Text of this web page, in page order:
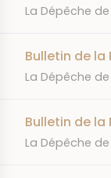
JOURNAL
La Dépêche
Bulletin de la
JOURNAL
La Dépêche
Bulletin de la
JOURNAL
La Dépêche